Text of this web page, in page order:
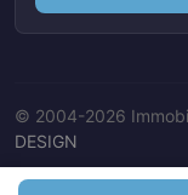
© 2004-2026
DESIGN
Nos Agents